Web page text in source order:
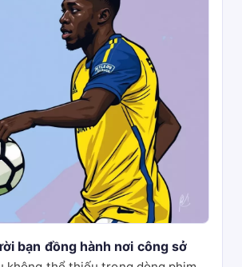
bạn đồng hành nơi công sở